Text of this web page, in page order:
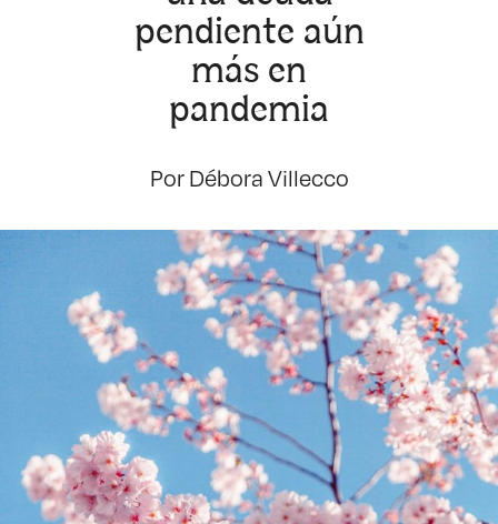
pendiente aún
más en
pandemia
Por Débora Villecco